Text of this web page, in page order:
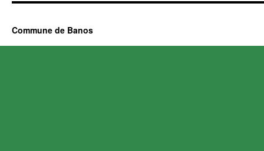
Commune de Banos